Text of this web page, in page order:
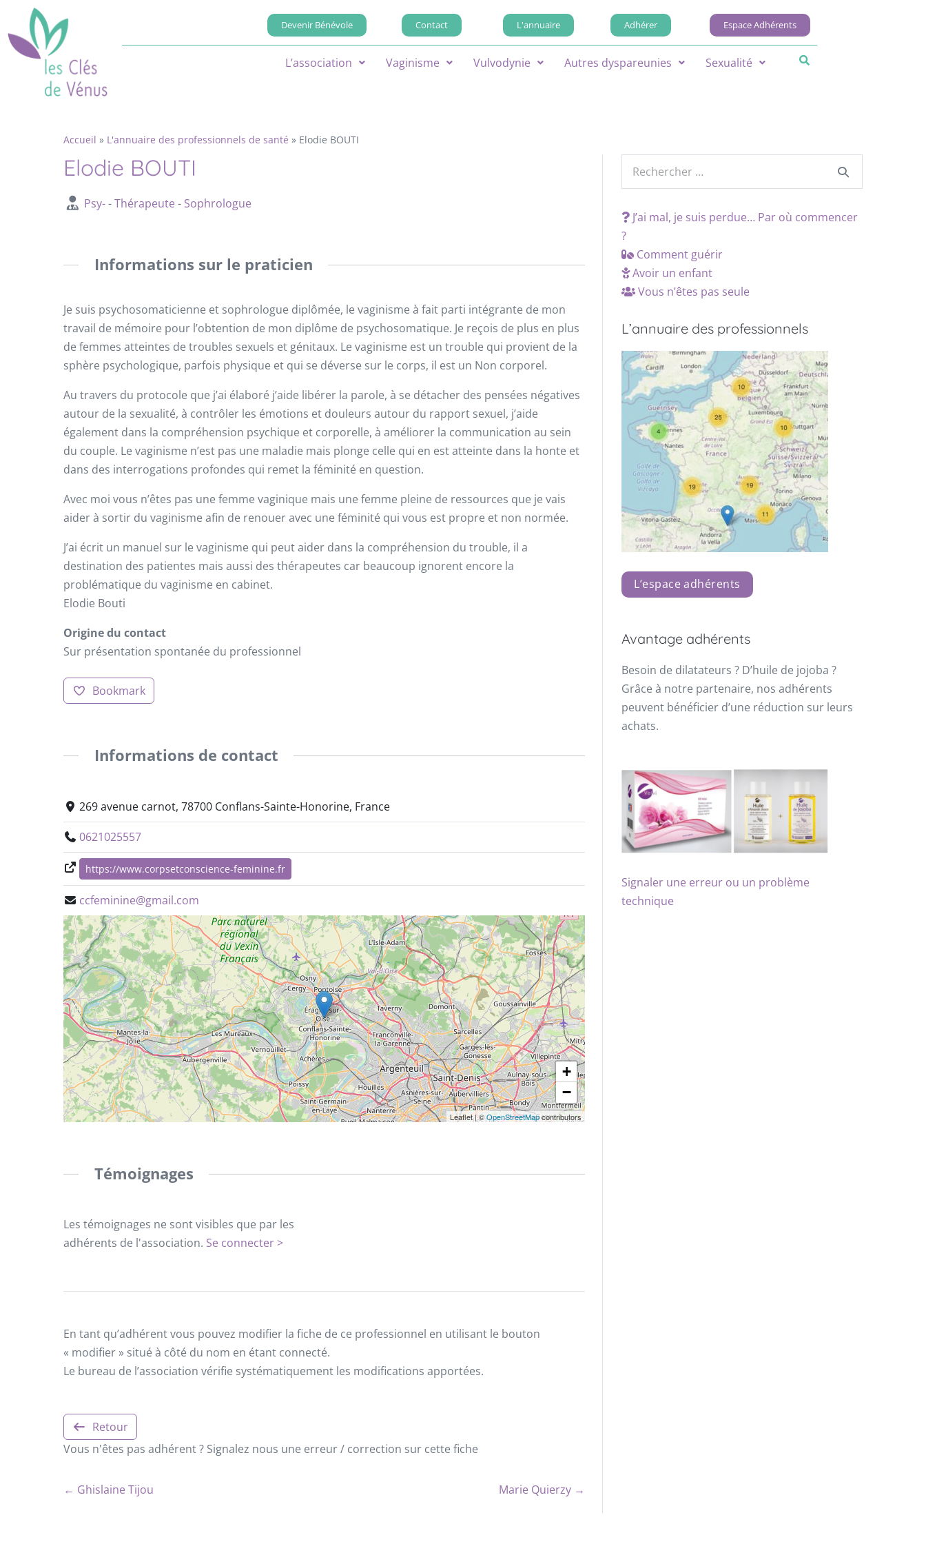
Devenir Bénévole Contact L'annuaire Adhérer Espace Adhérents
L’association Vaginisme Vulvodynie Autres dyspareunies Sexualité
Accueil » L'annuaire des professionnels de santé » Elodie BOUTI
Elodie BOUTI
Psy--Thérapeute - Sophrologue
Informations sur le praticien
Je suis psychosomaticienne et sophrologue diplômée, le vaginisme à fait parti intégrante de mon
travail de mémoire pour l’obtention de mon diplôme de psychosomatique. Je reçois de plus en plus
de femmes atteintes de troubles sexuels et génitaux. Le vaginisme est un trouble qui provient de la
sphère psychologique, parfois physique et qui se déverse sur le corps, il est un Non corporel.
Au travers du protocole que j’ai élaboré j’aide libérer la parole, à se détacher des pensées négatives
autour de la sexualité, à contrôler les émotions et douleurs autour du rapport sexuel, j’aide
également dans la compréhension psychique et corporelle, à améliorer la communication au sein
du couple. Le vaginisme n’est pas une maladie mais plonge celle qui en est atteinte dans la honte et
dans des interrogations profondes qui remet la féminité en question.
Avec moi vous n’êtes pas une femme vaginique mais une femme pleine de ressources que je vais
aider à sortir du vaginisme afin de renouer avec une féminité qui vous est propre et non normée.
J’ai écrit un manuel sur le vaginisme qui peut aider dans la compréhension du trouble, il a
destination des patientes mais aussi des thérapeutes car beaucoup ignorent encore la
problématique du vaginisme en cabinet.
Elodie Bouti
Origine du contact
Sur présentation spontanée du professionnel
Bookmark
Informations de contact
269 avenue carnot, 78700 Conflans-Sainte-Honorine, France
0621025557
https://www.corpsetconscience-feminine.fr
ccfeminine@gmail.com
+
−
Leaflet|©OpenStreetMapcontributors
Témoignages
Les témoignages ne sont visibles que par les
adhérents de l'association. Se connecter >
En tant qu’adhérent vous pouvez modifier la fiche de ce professionnel en utilisant le bouton
« modifier » situé à côté du nom en étant connecté.
Le bureau de l’association vérifie systématiquement les modifications apportées.
Retour
Vous n'êtes pas adhérent ? Signalez nous une erreur / correction sur cette fiche
← Ghislaine Tijou Marie Quierzy →
J’ai mal, je suis perdue… Par où commencer
?
Comment guérir
Avoir un enfant
Vous n’êtes pas seule
L’annuaire des professionnels
L’espace adhérents
Avantage adhérents
Besoin de dilatateurs ? D’huile de jojoba ?
Grâce à notre partenaire, nos adhérents
peuvent bénéficier d’une réduction sur leurs
achats.
Signaler une erreur ou un problème
technique